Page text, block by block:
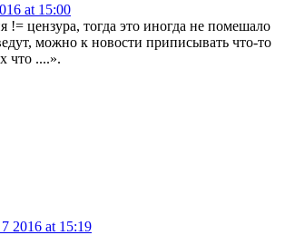
at 15:00
!= цензура, тогда это иногда не помешало
можно к новости приписывать что-то
что ....».
2016 at 15:19